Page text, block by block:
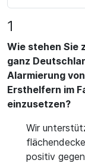
1
Wie stehen Sie
ganz
Alarmierung
Ersthelfern im
einzusetzen?
Wir
positiv